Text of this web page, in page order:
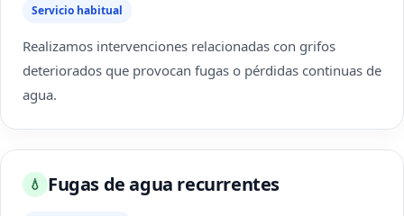
Servicio habitual
Realizamos intervenciones relacionadas con grifos
deteriorados que provocan fugas o pérdidas continuas de
agua.
💧 Fugas de agua recurrentes